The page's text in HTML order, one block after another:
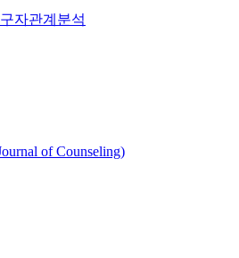
자관계분석
of Counseling)